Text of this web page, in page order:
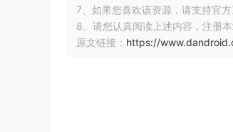
7、如果您喜欢该资源，请支持官
8、请您认真阅读上述内容，注册
原文链接： https://